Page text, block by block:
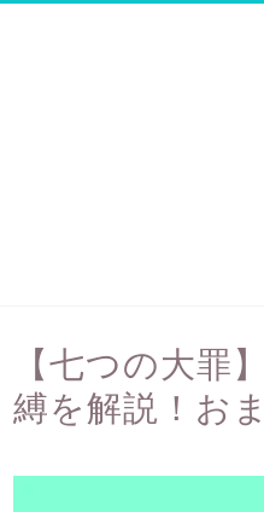
【七つの大罪
縛を解説！お